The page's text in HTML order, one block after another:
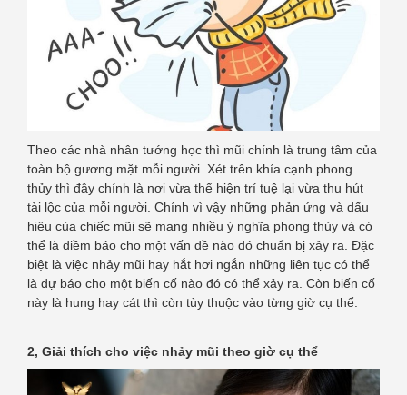
Theo các nhà nhân tướng học thì mũi chính là trung tâm của
toàn bộ gương mặt mỗi người. Xét trên khía cạnh phong
thủy thì đây chính là nơi vừa thể hiện trí tuệ lại vừa thu hút
tài lộc của mỗi người. Chính vì vậy những phản ứng và dấu
hiệu của chiếc mũi sẽ mang nhiều ý nghĩa phong thủy và có
thể là điềm báo cho một vấn đề nào đó chuẩn bị xảy ra. Đặc
biệt là việc nhảy mũi hay hắt hơi ngắn những liên tục có thể
là dự báo cho một biến cố nào đó có thể xảy ra. Còn biến cố
này là hung hay cát thì còn tùy thuộc vào từng giờ cụ thể.
2, Giải thích cho việc nhảy mũi theo giờ cụ thể